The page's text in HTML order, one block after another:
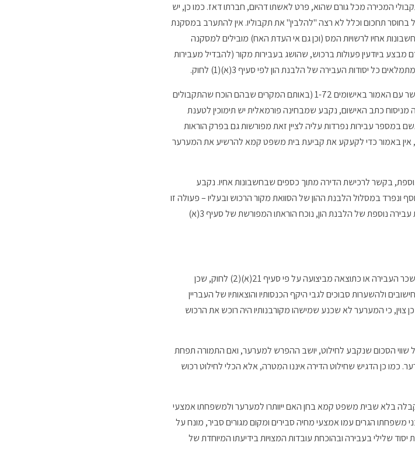
המכירה מכל גורם שהוא, פרט לאשתו דהיום, חברתו דאז. כמו כן, יש
תחכום וכלל לא רצה "להלבין" את תקבוליו. אין להתערב במסקנת
אחיו לרשויות המס (וכן גם אי העדת האח) מובילים למסקנה
ביודעין פעולות ברכוש, שהושג בעבירות מקור (להבדיל מעבירות
יסודות העבירה של הלבנת הון לפי סעיף 3(א)(1) לחוק.
לגבי טענת המערער על כך שהורשע ב-42 עבירות של הלבנת הון בקשר עם האמור באישומים 1-72 (באותם המקרים שבהם הוכח שהתקבולים
כתב האישום, נקבע שמבחינה פורמאלית יש תימוכין לטענת
עבירות נפרדות עליה לציין זאת מפורשות גם בפרק הוראות
אין באמור כדי לקעקע את קביעת בית משפט קמא להרשיע את המערער
בקשר לרכישת הדירה מתוך כספים שבחשבונות אחיו. נקבע
במסלול הלבנת ההון של הסוואת מקור הרכוש ובעליו – פעולה זו
אף היא מהווה הלבנת הון – שכן כל פעולה נוספת ברכוש האסור יכולה להוות עבירה נוספת של הלבנת הון, נוכח הוראתו המפורשת של סעיף 3(א)
בית משפט קמא צדק בקביעתו, לפיה כל התקבולים הם של רכוש שהושג כשכר העבירה או כתוצאה מביצועה על פי סעיף 21(א)(2) לחוק, שכן
ולהשערות סבוכים לגבי היקף הכנסותיו והוצאותיו של העבריין
כי המערער לא שכנע שמישהו מקורבנותיו היה רוכש את הרכוש
הסכום שנקבע לחילוט, יושב ההפרש למערער, ואם התמורה תפחת
כמו כן הדגיש שחילוט הדירה איננו המטרה, אלא הכלי לחילוט רכוש
בלא שבית משפט קמא בחן האם ייוותרו למערער ולמשפחתו אמצעי
משפחתו הגרים עמו אמצעי מחיה סבירים ומקום מגורים סביר, מונח על
שלילי בעבירה ובהוכחת עובדות המצויות בידיעתו המיוחדת של